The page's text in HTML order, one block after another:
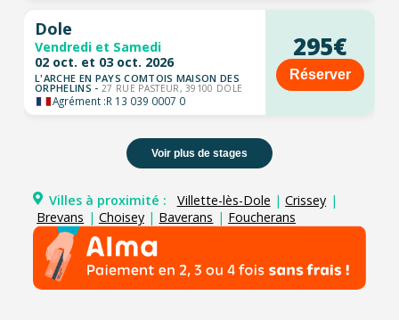
Dole
Vendredi et Samedi
02 oct. et 03 oct. 2026
L'ARCHE EN PAYS COMTOIS MAISON DES
ORPHELINS - 27 RUE PASTEUR, 39100 DOLE
Agrément :R 13 039 0007 0
295€
Réserver
Voir plus de stages
Villes à proximité : Villette-lès-Dole | Crissey |
Brevans | Choisey | Baverans | Foucherans